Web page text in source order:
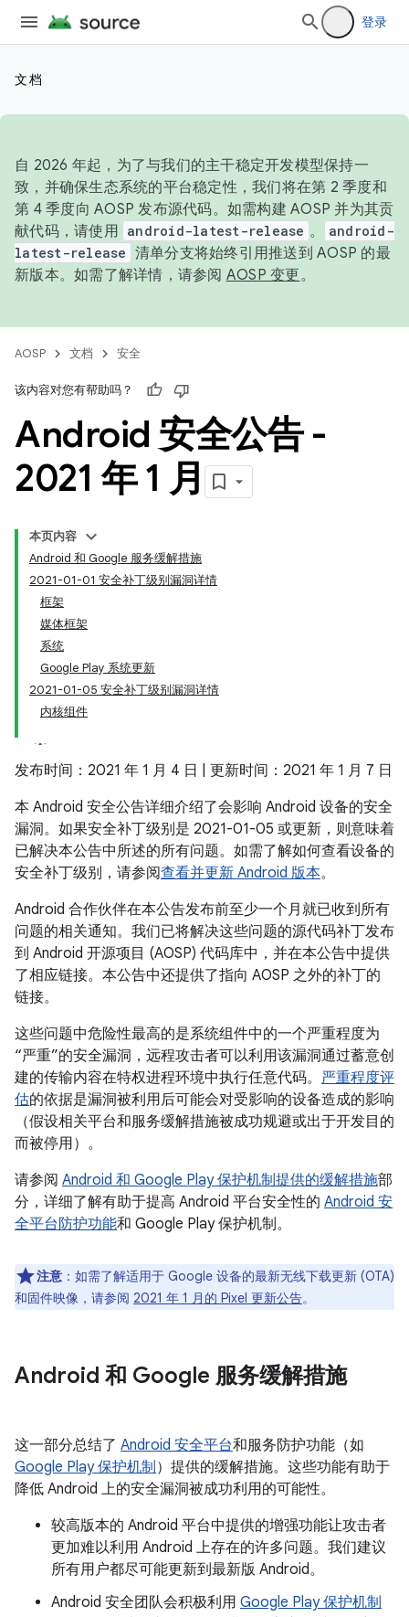
登录
文档
自 2026 年起，为了与我们的主干稳定开发模型保持一
致，并确保生态系统的平台稳定性，我们将在第 2 季度和
第 4 季度向 AOSP 发布源代码。如需构建 AOSP 并为其贡
献代码，请使用 android-latest-release 。
android-
latest-release 清单分支将始终引用推送到 AOSP 的最
新版本。如需了解详情，请参阅 AOSP 变更。
AOSP 文档 安全
该内容对您有帮助吗？
Android 安全公告 -
2021 年 1 月
本页内容
Android 和 Google 服务缓解措施
2021-01-01 安全补丁级别漏洞详情
框架
媒体框架
系统
Google Play 系统更新
2021-01-05 安全补丁级别漏洞详情
内核组件
发布时间：2021 年 1 月 4 日 | 更新时间：2021 年 1 月 7 日
本 Android 安全公告详细介绍了会影响 Android 设备的安全
漏洞。如果安全补丁级别是 2021-01-05 或更新，则意味着
已解决本公告中所述的所有问题。如需了解如何查看设备的
安全补丁级别，请参阅查看并更新 Android 版本。
Android 合作伙伴在本公告发布前至少一个月就已收到所有
问题的相关通知。我们已将解决这些问题的源代码补丁发布
到 Android 开源项目 (AOSP) 代码库中，并在本公告中提供
了相应链接。本公告中还提供了指向 AOSP 之外的补丁的
链接。
这些问题中危险性最高的是系统组件中的一个严重程度为
“严重”的安全漏洞，远程攻击者可以利用该漏洞通过蓄意创
建的传输内容在特权进程环境中执行任意代码。 严重程度评
估的依据是漏洞被利用后可能会对受影响的设备造成的影响
（假设相关平台和服务缓解措施被成功规避或出于开发目的
而被停用）。
请参阅 Android 和 Google Play 保护机制提供的缓解措施部
分，详细了解有助于提高 Android 平台安全性的 Android 安
全平台防护功能和 Google Play 保护机制。
注意 ：如需了解适用于 Google 设备的最新无线下载更新 (OTA)
和固件映像，请参阅 2021 年 1 月的 Pixel 更新公告。
Android 和 Google 服务缓解措施
这一部分总结了 Android 安全平台和服务防护功能（如
Google Play 保护机制 ）提供的缓解措施。这些功能有助于
降低 Android 上的安全漏洞被成功利用的可能性。
较高版本的 Android 平台中提供的增强功能让攻击者
更加难以利用 Android 上存在的许多问题。我们建议
所有用户都尽可能更新到最新版 Android。
Android 安全团队会积极利用 Google Play 保护机制